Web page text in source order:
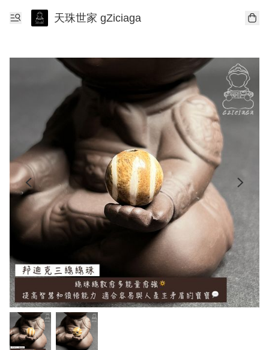
天珠世家 gZiciaga